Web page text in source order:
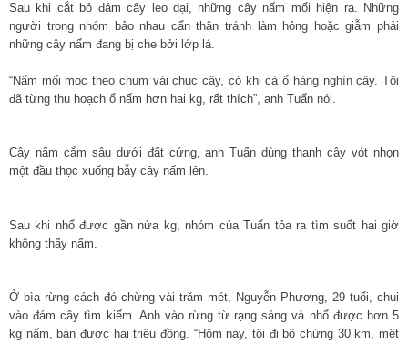
Sau khi cắt bỏ đám cây leo dại, những cây nấm mối hiện ra. Những
người trong nhóm bảo nhau cẩn thận tránh làm hỏng hoặc giẫm phải
những cây nấm đang bị che bởi lớp lá.
“Nấm mối mọc theo chụm vài chục cây, có khi cả ổ hàng nghìn cây. Tôi
đã từng thu hoạch ổ nấm hơn hai kg, rất thích”, anh Tuấn nói.
Cây nấm cắm sâu dưới đất cứng, anh Tuấn dùng thanh cây vót nhọn
một đầu thọc xuống bẫy cây nấm lên.
Sau khi nhổ được gần nửa kg, nhóm của Tuấn tỏa ra tìm suốt hai giờ
không thấy nấm.
Ở bìa rừng cách đó chừng vài trăm mét, Nguyễn Phương, 29 tuổi, chui
vào đám cây tìm kiếm. Anh vào rừng từ rạng sáng và nhổ được hơn 5
kg nấm, bán được hai triệu đồng. “Hôm nay, tôi đi bộ chừng 30 km, mệt